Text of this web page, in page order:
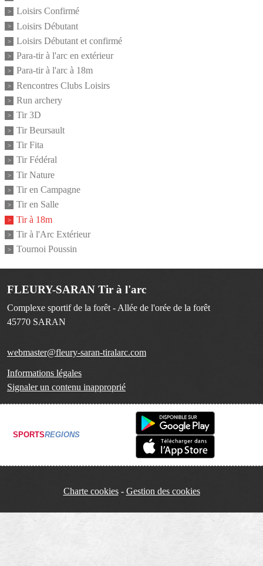
Loisirs Confirmé
Loisirs Débutant
Loisirs Débutant et confirmé
Para-tir à l'arc en extérieur
Para-tir à l'arc à 18m
Rencontres Clubs Loisirs
Run archery
Tir 3D
Tir Beursault
Tir Fita
Tir Fédéral
Tir Nature
Tir en Campagne
Tir en Salle
Tir à 18m
Tir à l'Arc Extérieur
Tournoi Poussin
FLEURY-SARAN Tir à l'arc
Complexe sportif de la forêt - Allée de l'orée de la forêt
45770 SARAN
webmaster@fleury-saran-tiralarc.com
Informations légales
Signaler un contenu inapproprié
SPORTSREGIONS
Charte cookies Gestion des cookies